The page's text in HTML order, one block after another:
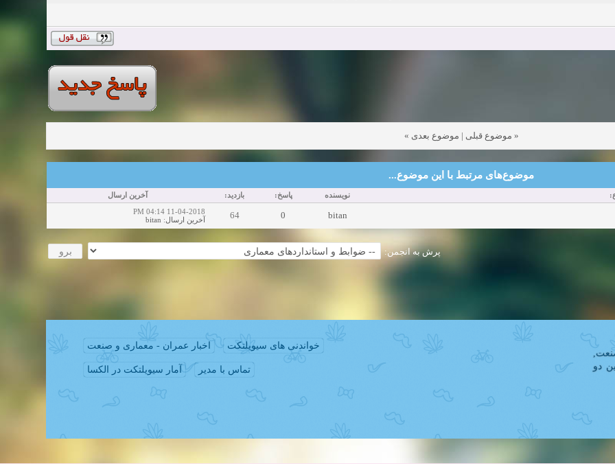
« موضوع قبلی | موضوع بعدی »
موضوع‌های مرتبط با این موضوع...
نویسنده پاسخ: بازدید: آخرین ارسال
bitan
0
64
11-04-2018 04:14 PM
آخرین ارسال:
bitan
پرش به انجمن:
دو
خواندنی های سیویلتکت اخبار عمران - معماری و صنعت
تماس با مدیر آمار سیویلتکت در الکسا